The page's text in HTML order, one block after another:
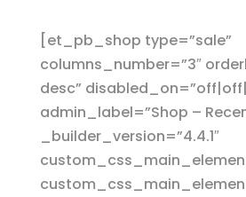
[et_pb_shop type=”sale”
columns_number=”3″
desc”
admin_label=”Shop –
_builder_version=”4.4.1″